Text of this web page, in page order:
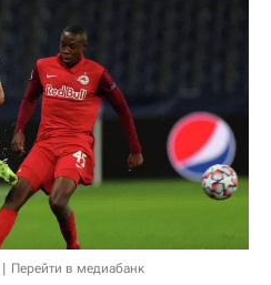
Перейти в медиабанк